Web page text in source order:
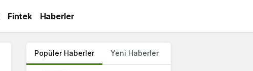
Fintek Haberler
Popüler Haberler Yeni Haberler